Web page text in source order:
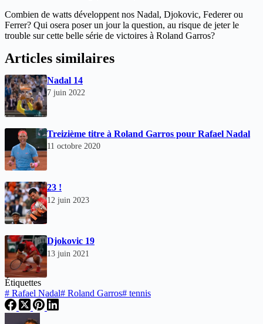
Combien de watts développent nos Nadal, Djokovic, Federer ou
Ferrer? Qui osera poser un jour la question, au risque de jeter le
trouble sur cette belle série de victoires à Roland Garros?
Articles similaires
Nadal 14
7 juin 2022
Treizième titre à Roland Garros pour Rafael Nadal
11 octobre 2020
23 !
12 juin 2023
Djokovic 19
13 juin 2021
Étiquettes
# Rafael Nadal# Roland Garros# tennis